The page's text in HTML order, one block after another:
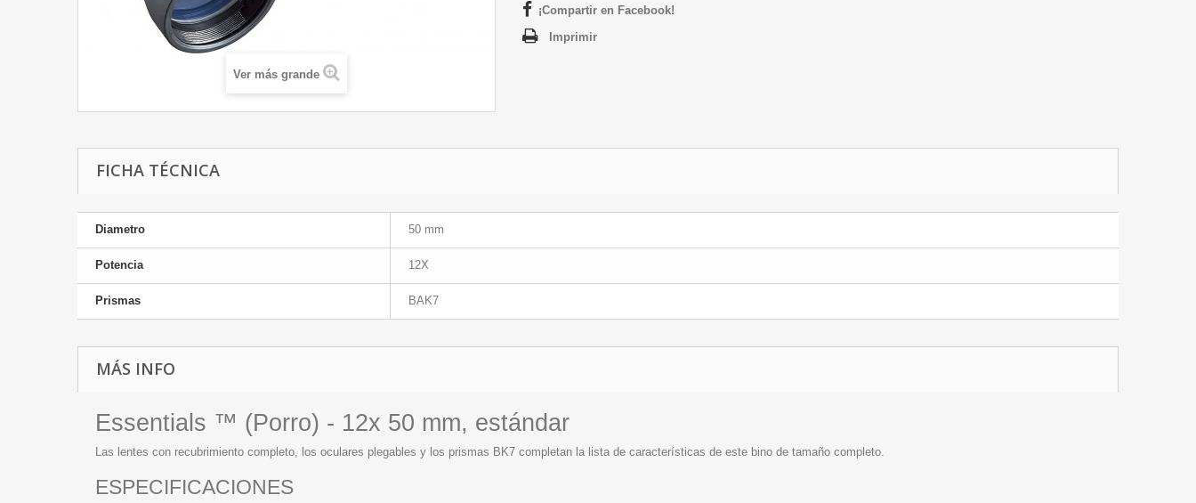
Ver más grande
¡Compartir en Facebook!
Imprimir
FICHA TÉCNICA
Diametro 50 mm
Potencia 12X
Prismas BAK7
MÁS INFO
Essentials ™ (Porro) - 12x 50 mm, estándar
Las lentes con recubrimiento completo, los oculares plegables y los prismas BK7 completan la lista de características de este bino de tamaño completo.
ESPECIFICACIONES